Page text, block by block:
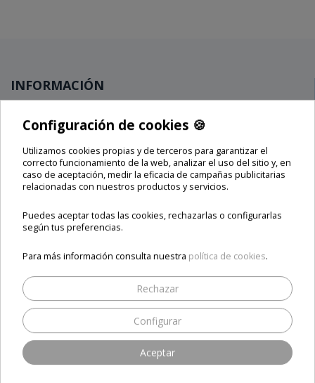
INFORMACIÓN
Ofertas
Lo más vendido
Blog
Sobre nosotros
Contacto
Términos y condiciones
CATEGORÍAS
Receptores LINUX / IPTV / ANDROID
Receptores Satélite - HDTV - 4K
Rebajas / Outlet / Ofertas
Configuración de cookies 🍪
Utilizamos cookies propias y de terceros para garantizar el
correcto funcionamiento de la web, analizar el uso del sitio y, en
caso de aceptación, medir la eficacia de campañas publicitarias
relacionadas con nuestros productos y servicios.
Puedes aceptar todas las cookies, rechazarlas o configurarlas
según tus preferencias.
Para más información consulta nuestra política de cookies.
Rechazar
Configurar
Aceptar